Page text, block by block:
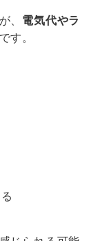
、 電気代やラ
です。